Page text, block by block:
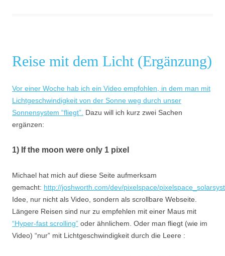
Reise mit dem Licht (Ergänzung)
Vor einer Woche hab ich ein Video empfohlen, in dem man mit
Lichtgeschwindigkeit von der Sonne weg durch unser
Sonnensystem “fliegt”. Dazu will ich kurz zwei Sachen
ergänzen:
1) If the moon were only 1 pixel
Michael hat mich auf diese Seite aufmerksam
gemacht: http://joshworth.com/dev/pixelspace/
Idee, nur nicht als Video, sondern als scrollbare Webseite.
Längere Reisen sind nur zu empfehlen mit einer Maus mit
“Hyper-fast scrolling” oder ähnlichem. Oder man fliegt (wie im
Video) “nur” mit Lichtgeschwindigkeit durch die Leere :